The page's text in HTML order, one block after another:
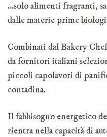
…solo alimenti fragranti,
dalle materie prime
Combinati dal Bakery
da fornitori italiani
piccoli capolavori di
contadina.
Il fabbisogno energetico
rientra nella capacità di